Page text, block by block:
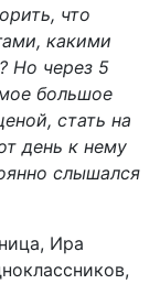
что
какими
Но через 5
большое
стать на
день к нему
слышался
Ира